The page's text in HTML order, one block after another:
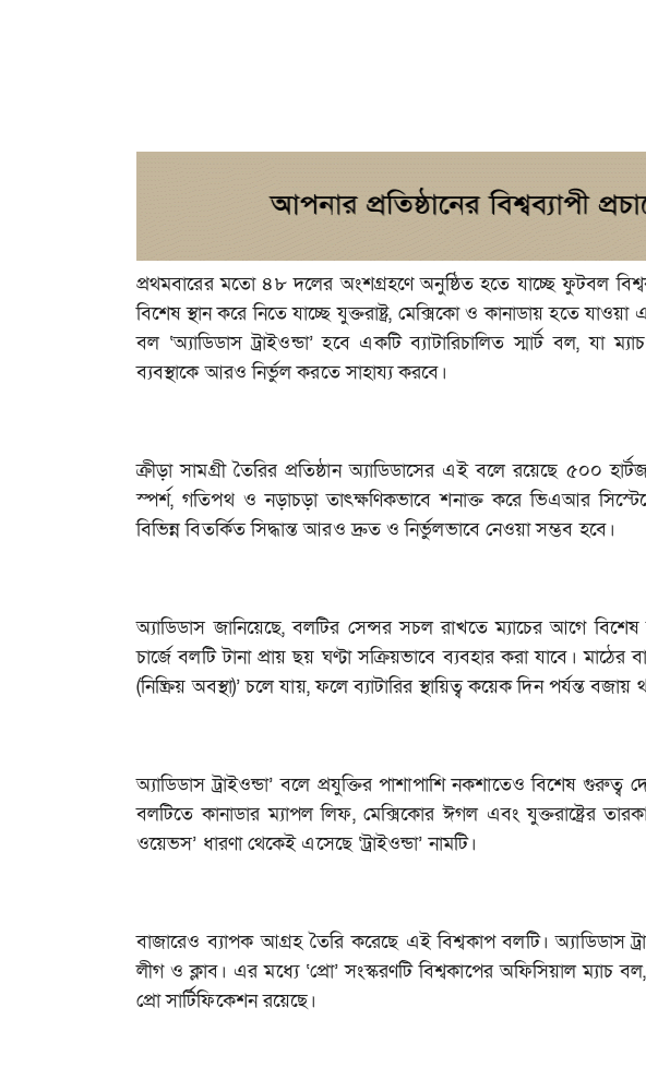
প্রথমবারের মতো ৪৮ দলের অংশগ্রহণে অনুষ্ঠিত হতে যাচ্ছে ফুটবল
বিশেষ স্থান করে নিতে যাচ্ছে যুক্তরাষ্ট্র, মেক্সিকো ও কানাডায় হতে
বল ‘অ্যাডিডাস ট্রাইওন্ডা’ হবে একটি ব্যাটারিচালিত স্মার্ট বল, যা
ব্যবস্থাকে আরও নির্ভুল করতে সাহায্য করবে।
ক্রীড়া সামগ্রী তৈরির প্রতিষ্ঠান অ্যাডিডাসের এই বলে রয়েছে ৫০০
স্পর্শ, গতিপথ ও নড়াচড়া তাৎক্ষণিকভাবে শনাক্ত করে ভিএআর
বিভিন্ন বিতর্কিত সিদ্ধান্ত আরও দ্রুত ও নির্ভুলভাবে নেওয়া সম্ভব হবে।
অ্যাডিডাস জানিয়েছে, বলটির সেন্সর সচল রাখতে ম্যাচের আগে
চার্জে বলটি টানা প্রায় ছয় ঘণ্টা সক্রিয়ভাবে ব্যবহার করা যাবে। মাঠের
(নিষ্ক্রিয় অবস্থা)’ চলে যায়, ফলে ব্যাটারির স্থায়িত্ব কয়েক দিন পর্যন্ত বজায়
অ্যাডিডাস ট্রাইওন্ডা’ বলে প্রযুক্তির পাশাপাশি নকশাতেও বিশেষ
বলটিতে কানাডার ম্যাপল লিফ, মেক্সিকোর ঈগল এবং যুক্তরাষ্ট্রের তারকা
ওয়েভস’ ধারণা থেকেই এসেছে ‘ট্রাইওন্ডা’ নামটি।
বাজারেও ব্যাপক আগ্রহ তৈরি করেছে এই বিশ্বকাপ বলটি। অ্যাডিডাস
লীগ ও ক্লাব। এর মধ্যে ‘প্রো’ সংস্করণটি বিশ্বকাপের অফিসিয়াল ম্যাচ
প্রো সার্টিফিকেশন রয়েছে।